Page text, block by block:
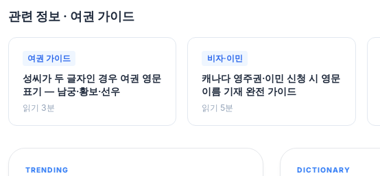
관련 정보 · 여권 가이드
여권 가이드
성씨가 두 글자인 경우 여권 영문
표기 — 남궁·황보·선우
읽기 3분
비자·이민
캐나다 영주권·이민 신청 시 영문
이름 기재 완전 가이드
읽기 5분
TRENDING DICTIONARY